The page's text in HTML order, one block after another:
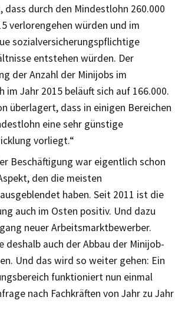
durch den Mindestlohn 260.000
verlorengehen würden und im
sozialversicherungspflichtige
entstehen würden. Der
der Anzahl der Minijobs im
im Jahr 2015 beläuft sich auf 166.000.
überlagert, dass in einigen Bereichen
eine sehr günstige
vorliegt.“
Beschäftigung war eigentlich schon
den die meisten
haben. Seit 2011 ist die
auch im Osten positiv. Und dazu
neuer Arbeitsmarktbewerber.
deshalb auch der Abbau der Minijob-
Und das wird so weiter gehen: Ein
funktioniert nun einmal
nach Fachkräften von Jahr zu Jahr